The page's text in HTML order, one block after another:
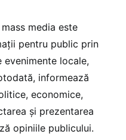
mass media este
pentru public prin
evenimente locale,
informează
economice,
și prezentarea
opiniile publicului.